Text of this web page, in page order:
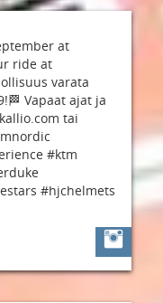
at
ride at
varata
Vapaat ajat ja
tai
#ktm
#hjchelmets